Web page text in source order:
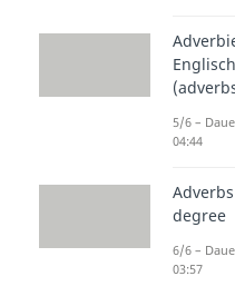
Lisa
every
Peter
Englisch
5/6 –
04:44
degree
6/6 –
03:57